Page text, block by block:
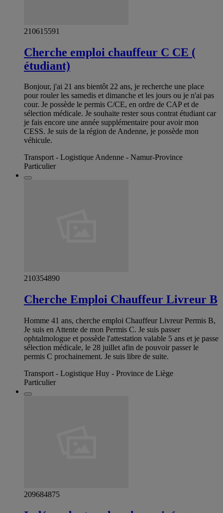
210615591
Cherche emploi chauffeur C CE (
étudiant)
Bonjour, j'ai 21 ans bientôt 22 ans, je recherche une place
pour rouler les samedis et dimanche et les jours ou je n'ai pas
cour. Je possède le permis C/CE, en ordre de CAP et de
sélection médicale. Je souhaite rester sous contrat étudiant car
je fais encore une année supplémentaire pour avoir mon
CESS. Je suis de la région de Andenne, je possède mon
véhicule.
Transport - Logistique Andenne - Namur-Province
Particulier
210354890
Cherche Emploi Chauffeur Livreur B
Homme 41 ans, cherche emploi Chauffeur Livreur Permis B,
Je suis en Attente de mon Permis C. Je suis passer
ophtalmologue et possède l'attestation valable 5 ans et je passe
sélection médicale, le 28 juillet afin de pouvoir passer le
permis C prochainement. Je suis libre de suite.
Transport - Logistique Huy - Province de Liège
Particulier
209684875